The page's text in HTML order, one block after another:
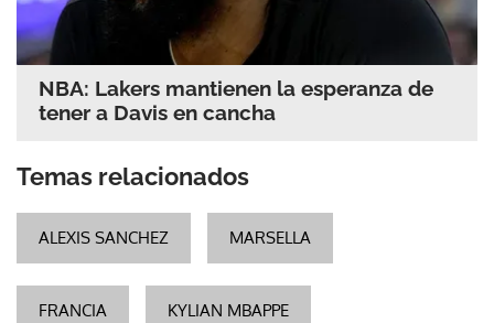
NBA: Lakers mantienen la esperanza de
tener a Davis en cancha
Temas relacionados
ALEXIS SANCHEZ MARSELLA
FRANCIA KYLIAN MBAPPE